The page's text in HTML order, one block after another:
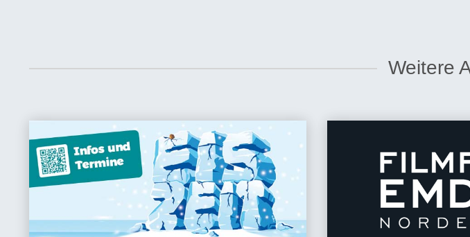
Weitere